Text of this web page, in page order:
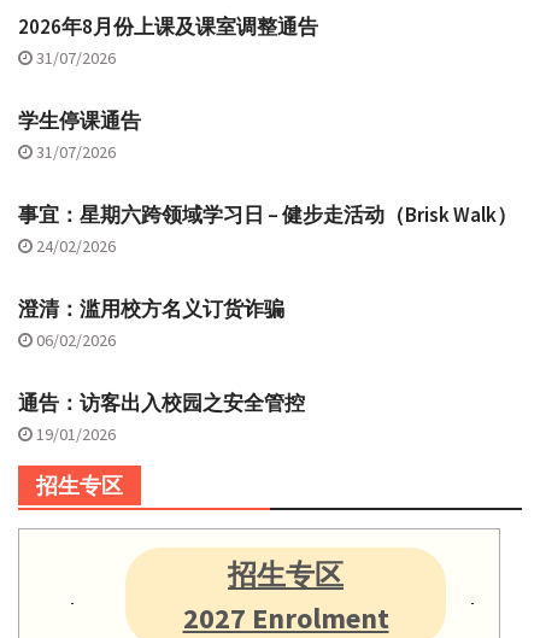
2026年8月份上课及课室调整通告
31/07/2026
学生停课通告
31/07/2026
事宜：星期六跨领域学习日 – 健步走活动（Brisk Walk）
24/02/2026
澄清：滥用校方名义订货诈骗
06/02/2026
通告：访客出入校园之安全管控
19/01/2026
招生专区
招生专区
2027 Enrolment